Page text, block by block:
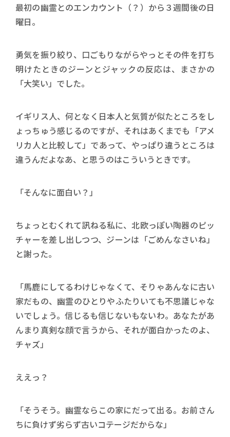
最初の幽霊とのエンカウント（？）から３週間後の日
曜日。
勇気を振り絞り、口ごもりながらやっとその件を打ち
明けたときのジーンとジャックの反応は、まさかの
「大笑い」でした。
イギリス人、何となく日本人と気質が似たところをし
ょっちゅう感じるのですが、それはあくまでも「アメ
リカ人と比較して」であって、やっぱり違うところは
違うんだよなあ、と思うのはこういうときです。
「そんなに面白い？」
ちょっとむくれて訊ねる私に、北欧っぽい陶器のピッ
チャーを差し出しつつ、ジーンは「ごめんなさいね」
と謝った。
「馬鹿にしてるわけじゃなくて、そりゃあんなに古い
家だもの、幽霊のひとりやふたりいても不思議じゃな
いでしょう。信じるも信じないもないわ。あなたがあ
んまり真剣な顔で言うから、それが面白かったのよ、
チャズ」
ええっ？
「そうそう。幽霊ならこの家にだって出る。お前さん
ちに負けず劣らず古いコテージだからな」